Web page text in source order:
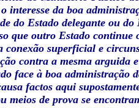
interesse da boa
do Estado delegante ou
que outro Estado continue
conexão superficial e
contra a mesma arguida
face à boa administração
factos aqui
meios de prova se